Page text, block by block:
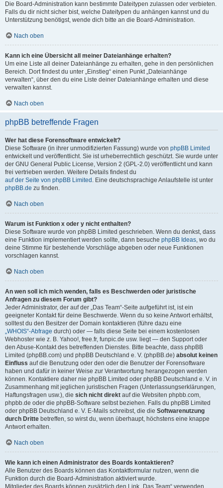
Die Board-Administration kann bestimmte Dateitypen zulassen oder verbieten.
Falls du dir nicht sicher bist, welche Dateitypen du anhängen kannst und du
Unterstützung benötigst, wende dich bitte an die Board-Administration.
Nach oben
Kann ich eine Übersicht all meiner Dateianhänge erhalten?
Um eine Liste all deiner Dateianhänge zu erhalten, gehe in den persönlichen
Bereich. Dort findest du unter „Einstieg“ einen Punkt „Dateianhänge
verwalten“, über den du eine Liste deiner Dateianhänge erhalten und diese
verwalten kannst.
Nach oben
phpBB betreffende Fragen
Wer hat diese Forensoftware entwickelt?
Diese Software (in ihrer unmodifizierten Fassung) wurde von phpBB Limited
entwickelt und veröffentlicht. Sie ist urheberrechtlich geschützt. Sie wurde unter
der GNU General Public License, Version 2 (GPL-2.0) veröffentlicht und kann
frei vertrieben werden. Weitere Details findest du
auf der Seite von phpBB Limited . Eine deutschsprachige Anlaufstelle ist unter
phpBB.de zu finden.
Nach oben
Warum ist Funktion x oder y nicht enthalten?
Diese Software wurde von phpBB Limited geschrieben. Wenn du denkst, dass
eine Funktion implementiert werden sollte, dann besuche phpBB Ideas, wo du
deine Stimme für bestehende Vorschläge abgeben oder neue Funktionen
vorschlagen kannst.
Nach oben
An wen soll ich mich wenden, falls es Beschwerden oder juristische
Anfragen zu diesem Forum gibt?
Jeder Administrator, der auf der „Das Team“-Seite aufgeführt ist, ist ein
geeigneter Kontakt für deine Beschwerde. Wenn du so keine Antwort erhältst,
solltest du den Besitzer der Domain kontaktieren (führe dazu eine
„WHOIS“-Abfrage durch) oder — falls diese Seite bei einem kostenlosen
Webhoster wie z. B. Yahoo!, free.fr, funpic.de usw. liegt — den Support oder
den Abuse-Kontakt des betreffenden Dienstes. Bitte beachte, dass phpBB
Limited (phpBB.com) und phpBB Deutschland e. V. (phpBB.de) absolut keinen
Einfluss auf die Benutzung oder den oder die Benutzer der Forensoftware
haben und dafür in keiner Weise zur Verantwortung herangezogen werden
können. Kontaktiere daher nie phpBB Limited oder phpBB Deutschland e. V. in
Zusammenhang mit jeglichen juristischen Fragen (Unterlassungserklärungen,
Haftungsfragen usw.), die sich nicht direkt auf die Websiten phpbb.com,
phpbb.de oder die phpBB-Software selbst beziehen. Falls du phpBB Limited
oder phpBB Deutschland e. V. E-Mails schreibst, die die Softwarenutzung
durch Dritte betreffen, so wirst du, wenn überhaupt, höchstens eine knappe
Antwort erhalten.
Nach oben
Wie kann ich einen Administrator des Boards kontaktieren?
Alle Benutzer des Boards können das Kontaktformular nutzen, wenn die
Funktion durch die Board-Administration aktiviert wurde.
Mitglieder des Boards können zusätzlich den Link „Das Team“ verwenden.